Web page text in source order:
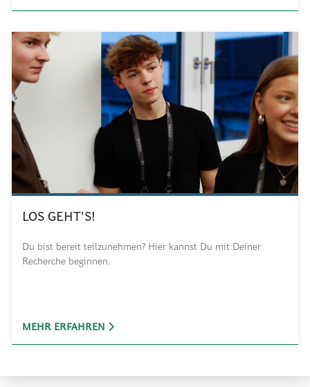
LOS GEHT'S!
Du bist bereit teilzunehmen? Hier kannst Du mit Deiner
Recherche beginnen.
MEHR ERFAHREN